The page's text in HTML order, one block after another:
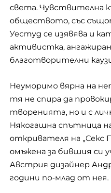
света. Чувствителна
обществото, със
Уестуд се изявява и
активистка,
благотворителни
Неуморимо вярна на
тя не спира да
творенията, но и с
Някогашна спътница
откривателя на „Секс
омъжена за бившия си
Австрия дизайнер
години по-млад от нея.